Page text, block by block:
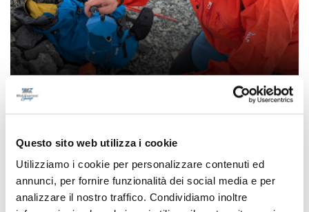
Questo sito web utilizza i cookie
Utilizziamo i cookie per personalizzare contenuti ed
annunci, per fornire funzionalità dei social media e per
analizzare il nostro traffico. Condividiamo inoltre
Ritrovati in Nepal i corpi di 5 alpinisti morti,
di Rossella Luciani